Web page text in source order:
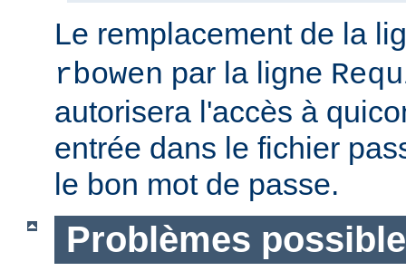
Le remplacement de la
rbowen par la ligne
autorisera l'accès à
entrée dans le fichier
le bon mot de passe.
Problèmes